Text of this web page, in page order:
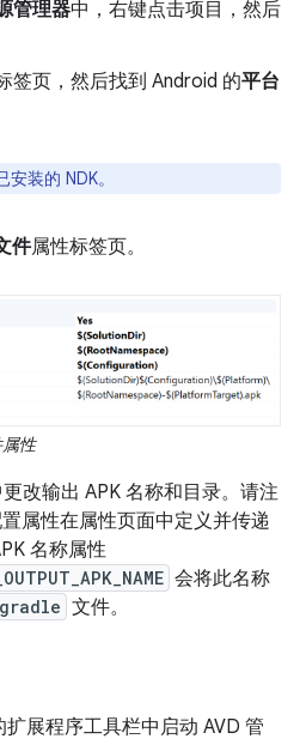
管理器中，右键点击项目，然后
签页，然后找到 Android 的平台
安装的 NDK。
件属性标签页。
性
改输出 APK 名称和目录。请注
属性在属性页面中定义并传递
名称属性
会将此名称
文件。
扩展程序工具栏中启动 AVD 管